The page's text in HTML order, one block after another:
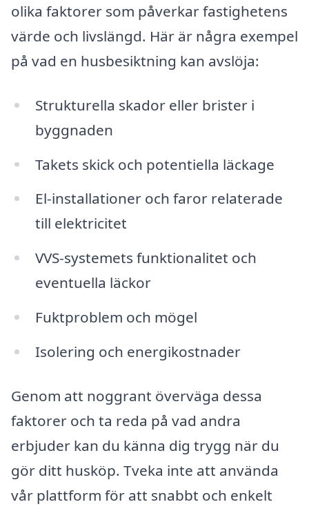
olika faktorer som påverkar fastighetens
värde och livslängd. Här är några exempel
på vad en husbesiktning kan avslöja:
Strukturella skador eller brister i
byggnaden
Takets skick och potentiella läckage
El-installationer och faror relaterade
till elektricitet
VVS-systemets funktionalitet och
eventuella läckor
Fuktproblem och mögel
Isolering och energikostnader
Genom att noggrant överväga dessa
faktorer och ta reda på vad andra
erbjuder kan du känna dig trygg när du
gör ditt husköp. Tveka inte att använda
vår plattform för att snabbt och enkelt